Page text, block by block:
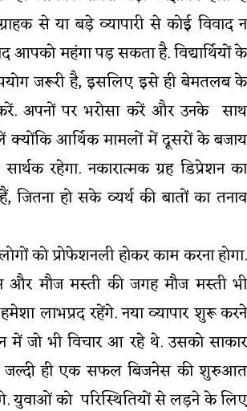
से या बड़े व्यापारी से कोई विवाद न
आपको महंगा पड़ सकता है. विद्यार्थियों के
जरूरी है, इसलिए इसे ही बेमतलब के
अपनों पर भरोसा करें और उनके साथ
आर्थिक मामलों में दूसरों के बजाय
रहेगा. नकारात्मक ग्रह डिप्रेशन का
जितना हो सके व्यर्थ की बातों का तनाव
को प्रोफेशनली होकर काम करना होगा.
मौज मस्ती की जगह मौज मस्ती भी
लाभप्रद रहेंगे. नया व्यापार शुरू करने
जो भी विचार आ रहे थे. उसको साकार
ही एक सफल बिजनेस की शुरुआत
युवाओं को परिस्थितियों से लड़ने के लिए